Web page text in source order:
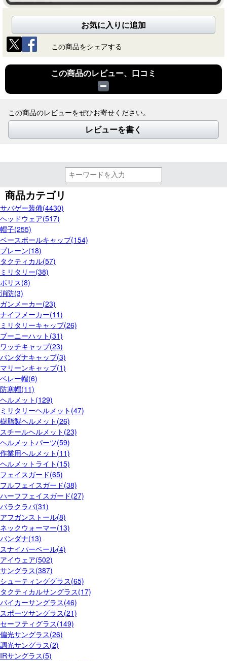
お気に入りに追加
この商品をシェアする
この商品のレビュー、口コミ
この商品のレビューをぜひお寄せください。
レビューを書く
商品カテゴリ
サバゲー装備(4430)
ヘッドウェア(517)
帽子(255)
ベースボールキャップ(154)
プレーン(18)
タクティカル(57)
ミリタリー(38)
ポリス(8)
消防(3)
ガンメーカー(23)
ナイフメーカー(11)
ミリタリーキャップ(26)
ブーニーハット(31)
ワッチキャップ(23)
バンダナキャップ(3)
マリーンキャップ(1)
ベレー帽(6)
防寒帽(11)
ヘルメット(129)
ミリタリーヘルメット(47)
樹脂製ヘルメット(26)
スチールヘルメット(23)
ヘルメットパーツ(59)
作業用ヘルメット(11)
ヘルメットライト(15)
フェイスガード(65)
フルフェイスガード(38)
ハーフフェイスガード(27)
バラクラバ(31)
アフガンストール(8)
ネックウォーマー(13)
バンダナ(13)
スナイパーベール(4)
アイウェア(502)
サングラス(387)
シューティンググラス(65)
タクティカルサングラス(17)
バイカーサングラス(46)
スポーツサングラス(21)
セーフティグラス(149)
偏光サングラス(26)
調光サングラス(2)
IRサングラス(5)